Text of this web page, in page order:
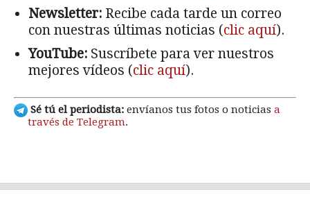
Newsletter: Recibe cada tarde un correo
con nuestras últimas noticias (clic aquí).
YouTube: Suscríbete para ver nuestros
mejores vídeos (clic aquí).
Sé tú el periodista: envíanos tus fotos o noticias a
través de Telegram.